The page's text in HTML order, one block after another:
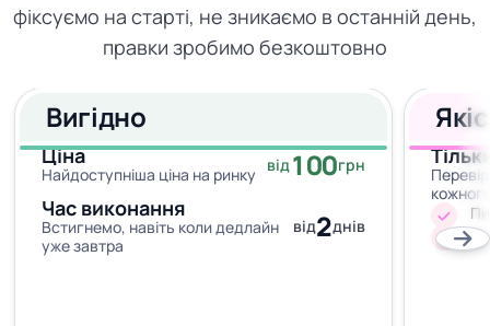
фіксуємо на старті, не зникаємо в останній день,
правки зробимо безкоштовно
Вигідно
Ціна
Найдоступніша ціна на ринку від100грн
Час виконання
Встигнемо, навіть коли дедлайн
уже завтра
від2днів